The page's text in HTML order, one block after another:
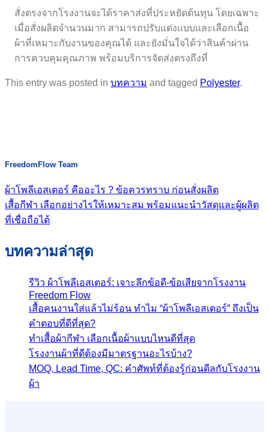
สั่งตรงจากโรงงานจะได้ราคาส่งที่ประหยัดต้นทุน โดยเฉพาะ
เมื่อสั่งผลิตจำนวนมาก สามารถปรับแต่งแบบและเลือกเนื้อ
ผ้าที่เหมาะกับงานของคุณได้ และยังมั่นใจได้ว่าสินค้าผ่าน
การควบคุมคุณภาพ พร้อมบริการจัดส่งตรงถึงที่
This entry was posted in บทความ and tagged Polyester.
FreedomFlow Team
ผ้าโพลีเอสเตอร์ คืออะไร ? ข้อควรทราบ ก่อนสั่งผลิต
เสื้อกีฬา เลือกอย่างไรให้เหมาะสม พร้อมแนะนำวัสดุและผู้ผลิต
ที่เชื่อถือได้
บทความล่าสุด
รีวิว ผ้าโพลีเอสเตอร์: เจาะลึกข้อดี-ข้อเสียจากโรงงาน
Freedom Flow
เสื้อคนงานใส่แล้วไม่ร้อน ทำไม “ผ้าโพลีเอสเตอร์” ถึงเป็น
คำตอบที่ดีที่สุด?
ทำเสื้อผ้ากีฬา เลือกเนื้อผ้าแบบไหนดีที่สุด
โรงงานผ้าที่ดีต้องมีมาตรฐานอะไรบ้าง?
MOQ, Lead Time, QC: คำศัพท์ที่ต้องรู้ก่อนดีลกับโรงงาน
ผ้า